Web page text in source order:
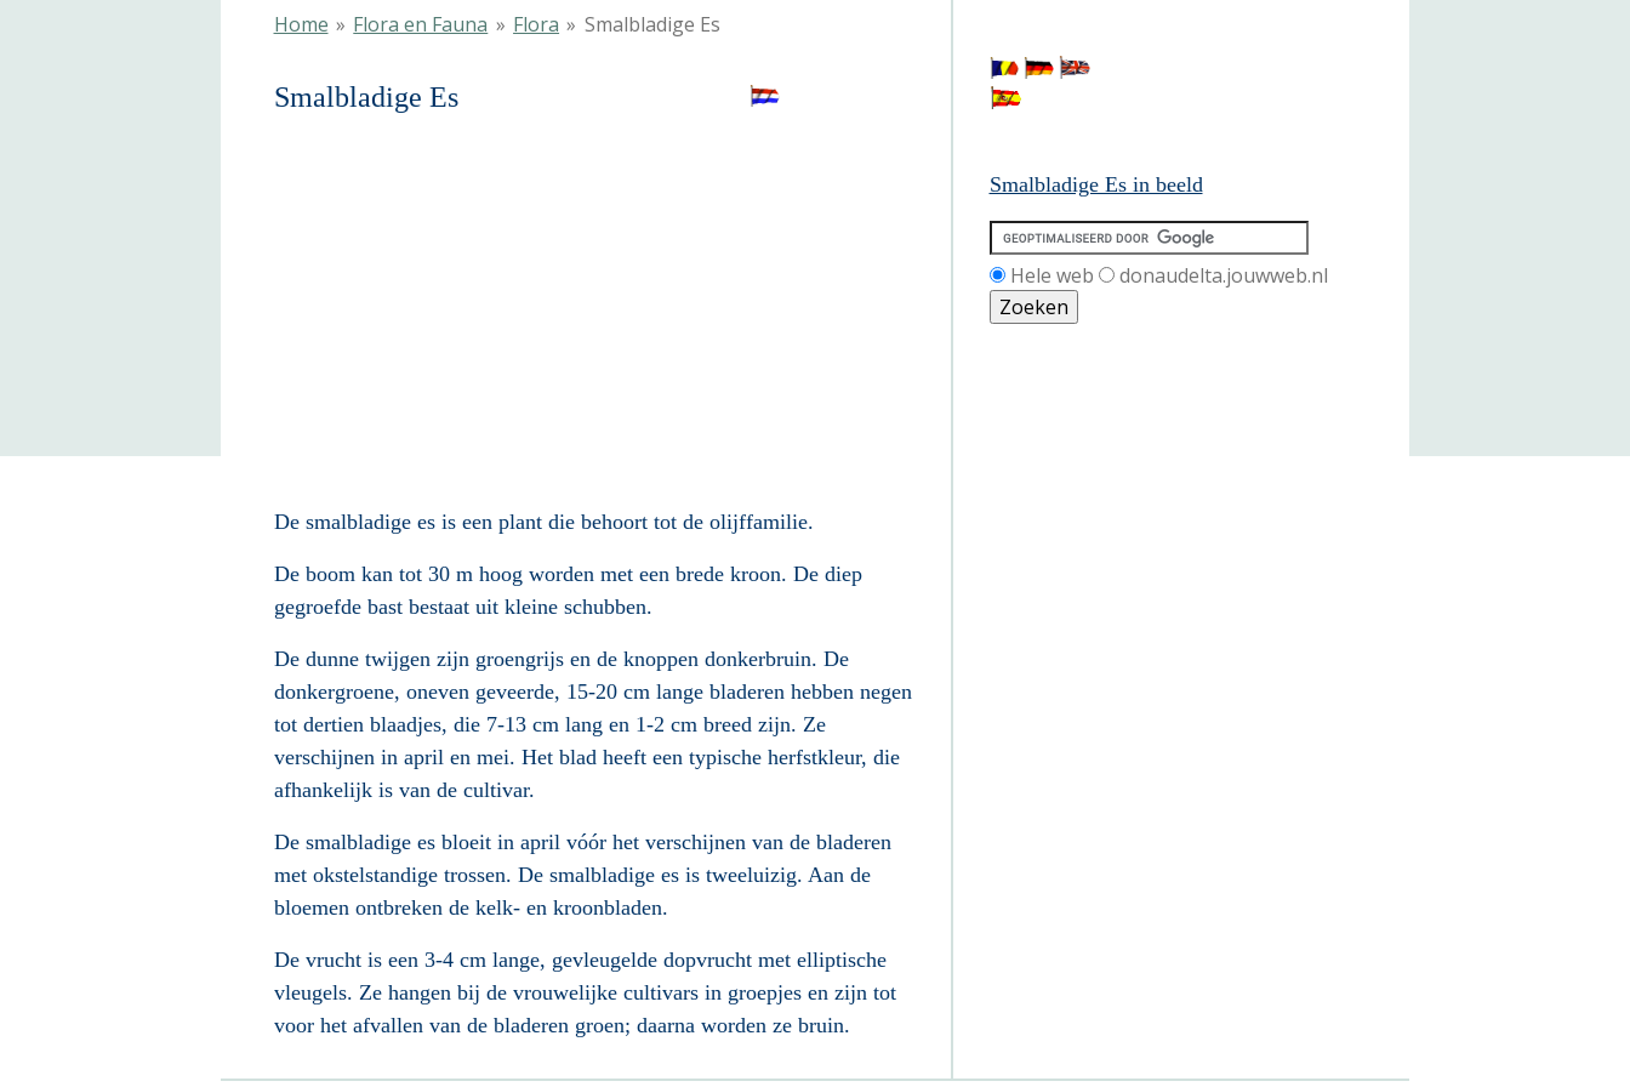
Home » Flora en Fauna » Flora » Smalbladige Es
Smalbladige Es
De smalbladige es is een plant die behoort tot de olijffamilie.
De boom kan tot 30 m hoog worden met een brede kroon. De diep
gegroefde bastbestaat uit kleine schubben.
De dunne twijgen zijn groengrijs en de knoppen donkerbruin. De
donkergroene, oneven geveerde, 15-20 cm lange bladeren hebben negen
tot dertien blaadjes, die 7-13 cm lang en 1-2 cm breed zijn. Ze
verschijnen in april en mei. Het blad heeft een typische herfstkleur, die
afhankelijk is van de cultivar.
De smalbladige es bloeit in april vóór het verschijnen van de bladeren
met okstelstandige trossen. De smalbladige es is tweeluizig. Aan de
bloemen ontbreken de kelk- en kroonbladen.
De vrucht is een 3-4 cm lange, gevleugelde dopvruchtmet elliptische
vleugels. Ze hangen bij de vrouwelijke cultivars in groepjes en zijn tot
voor het afvallen van de bladeren groen; daarna worden ze bruin.
Smalbladige Es in beeld
Hele web donaudelta.jouwweb.nl